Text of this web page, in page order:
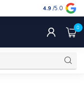
gratis
4.9 /5.0
0